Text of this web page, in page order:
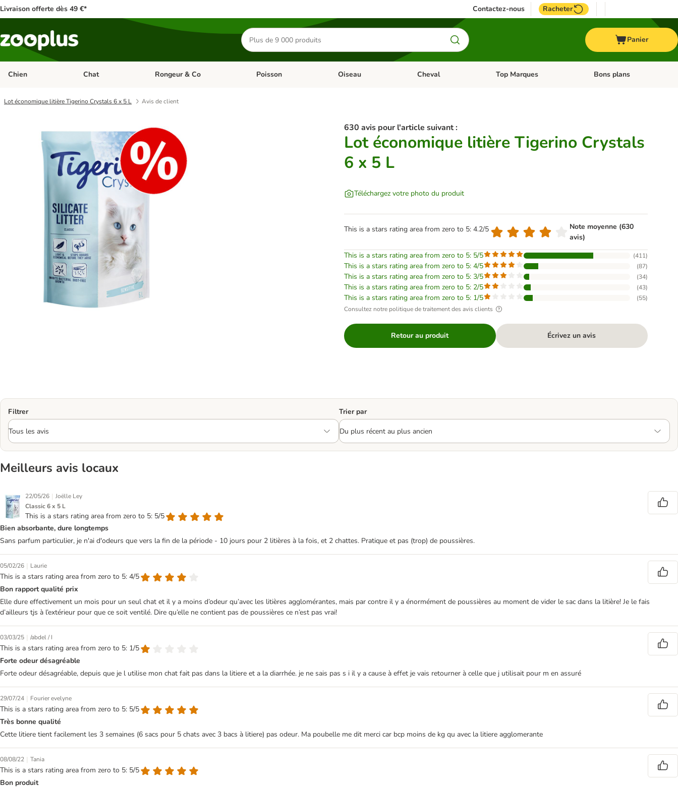
Livraison offerte dès 49 €* Contactez-nous Racheter
Rechercher
des
produits
Panier
Chien Dérouler les catégories: Chien
Chat Dérouler les catégories: Chat
Rongeur & Co Dérouler les catégories: Rongeur & Co
Poisson Dérouler les catégories: Poisson
Oiseau Dérouler les catégories: Oiseau
Cheval Dérouler les catégories: Cheval
Top Marques Dérouler les catégories: Top
Bons plans
Lot économique litière Tigerino Crystals 6 x 5 L Avis de client
630 avis pour l'article suivant :
Lot économique litière Tigerino Crystals
6 x 5 L
Téléchargez votre photo du produit
This is a stars rating area from zero to 5: 4.2/5
Note moyenne (630
avis)
This is a stars rating area from zero to 5: 5/5
(411)
This is a stars rating area from zero to 5: 4/5 (87)
This is a stars rating area from zero to 5: 3/5 (34)
This is a stars rating area from zero to 5: 2/5 (43)
This is a stars rating area from zero to 5: 1/5 (55)
Consultez notre politique de traitement des avis clients
Retour au produit Écrivez un avis
Filtrer Trier par
Meilleurs avis locaux
22/05/26 | Joëlle Ley
Classic 6 x 5 L
This is a stars rating area from zero to 5: 5/5
Bien absorbante, dure longtemps
Sans parfum particulier, je n'ai d'odeurs que vers la fin de la période - 10 jours pour 2 litières à la fois, et 2 chattes. Pratique et pas (trop) de poussières.
05/02/26 | Laurie
This is a stars rating area from zero to 5: 4/5
Bon rapport qualité prix
Elle dure effectivement un mois pour un seul chat et il y a moins d’odeur qu’avec les litières agglomérantes, mais par contre il y a énormément de poussières au moment de vider le sac dans la litière! Je le fais
d’ailleurs tjs à l’extérieur pour que ce soit ventilé. Dire qu’elle ne contient pas de poussières ce n’est pas vrai!
03/03/25 | /abdel / I
This is a stars rating area from zero to 5: 1/5
Forte odeur désagréable
Forte odeur désagréable, depuis que je l utilise mon chat fait pas dans la litiere et a la diarrhée. je ne sais pas s i il y a cause à effet je vais retourner à celle que j utilisait pour m en assuré
29/07/24 | Fourier evelyne
This is a stars rating area from zero to 5: 5/5
Très bonne qualité
Cette litiere tient facilement les 3 semaines (6 sacs pour 5 chats avec 3 bacs à litiere) pas odeur. Ma poubelle me dit merci car bcp moins de kg qu avec la litiere agglomerante
08/08/22 | Tania
This is a stars rating area from zero to 5: 5/5
Bon produit